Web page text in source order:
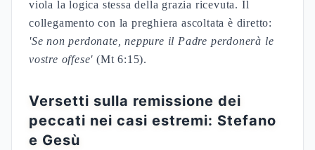
viola la logica stessa della grazia ricevuta. Il
collegamento con la preghiera ascoltata è diretto:
'Se non perdonate, neppure il Padre perdonerà le
vostre offese' (Mt 6:15).
Versetti sulla remissione dei
peccati nei casi estremi: Stefano
e Gesù